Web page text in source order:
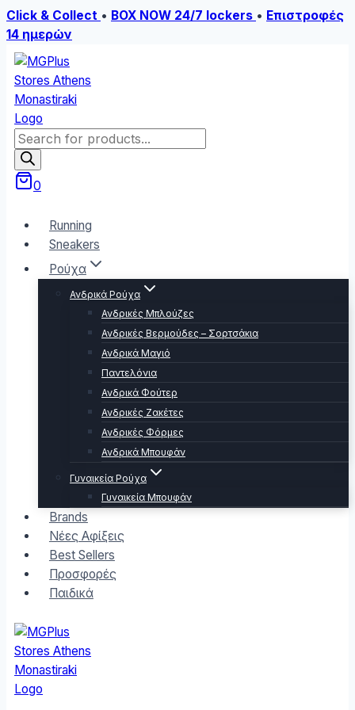
Click & Collect • BOX NOW 24/7 lockers • Επιστροφές
14 ημερών
Skip
to
content
Products
search
0
Running
Sneakers
Ρούχα
Ανδρικά Ρούχα
Ανδρικές Μπλούζες
Ανδρικές Βερμούδες – Σορτσάκια
Ανδρικά Μαγιό
Παντελόνια
Ανδρικά Φούτερ
Ανδρικές Ζακέτες
Ανδρικές Φόρμες
Ανδρικά Μπουφάν
Γυναικεία Ρούχα
Γυναικεία Μπουφάν
Brands
Νέες Αφίξεις
Best Sellers
Προσφορές
Παιδικά